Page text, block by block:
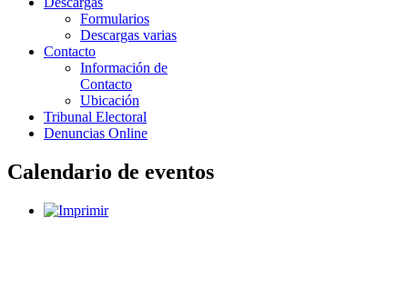
Formularios
Descargas varias
Contacto
Información de
Contacto
Ubicación
Tribunal Electoral
Denuncias Online
Calendario de eventos